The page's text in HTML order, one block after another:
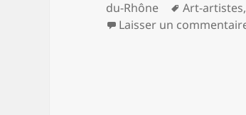
du-Rhône
Mots-
clés
Art-artistes,
Laisser un